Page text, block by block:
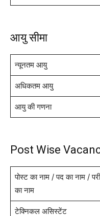
आयु सीमा
न्यूनतम आयु
अधिकतम आयु
आयु की गणना
Post Wise
पोस्ट का नाम / पद का नाम /
का नाम
टेक्निकल असिस्टेंट